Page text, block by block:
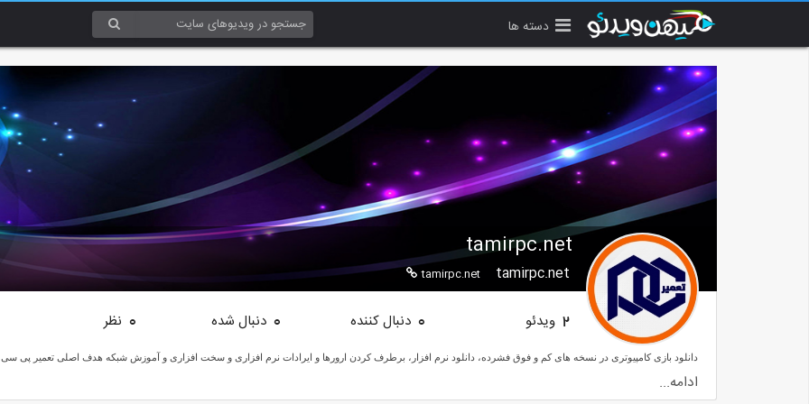
دسته ها
tamirpc.net
tamirpc.net
tamirpc.net
2 ویدئو 0 دنبال کننده 0 دنبال شده 0 نظر
ادامه...